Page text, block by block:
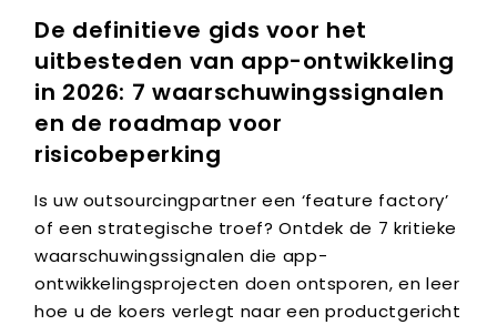
De definitieve gids voor het
uitbesteden van app-ontwikkeling
in 2026: 7 waarschuwingssignalen
en de roadmap voor
risicobeperking
Is uw outsourcingpartner een ‘feature factory’
of een strategische troef? Ontdek de 7 kritieke
waarschuwingssignalen die app-
ontwikkelingsprojecten doen ontsporen, en leer
hoe u de koers verlegt naar een productgericht